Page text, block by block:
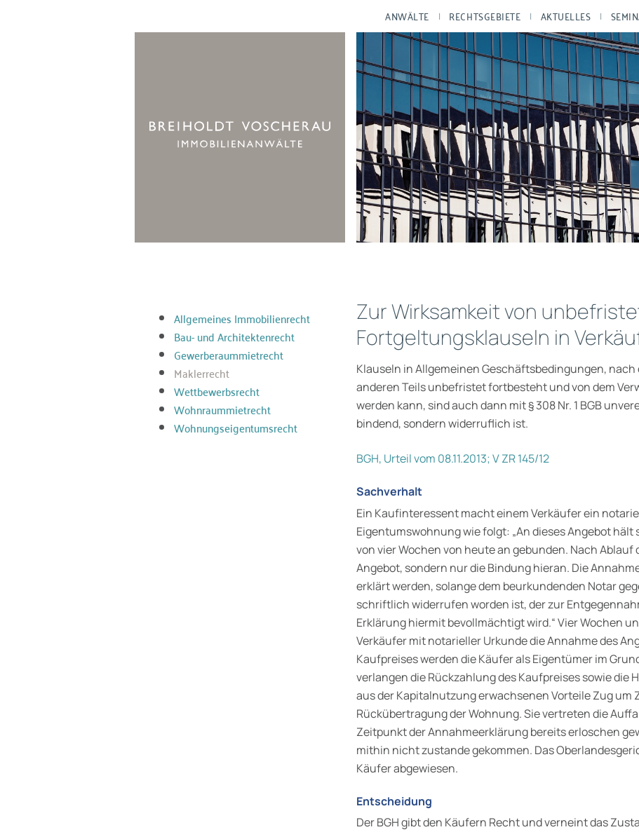
ANWÄLTE RECHTSGEBIETE AKTUELLES
Allgemeines Immobilienrecht
Bau- und Architektenrecht
Gewerberaummietrecht
Maklerrecht
Wettbewerbsrecht
Wohnraummietrecht
Wohnungseigentumsrecht
Zur Wirksamkeit von
Fortgeltungsklauseln in
Klauseln in Allgemeinen Geschäftsbedingungen, nach
anderen Teils unbefristet fortbesteht und von dem
werden kann, sind auch dann mit § 308 Nr. 1 BGB
bindend, sondern widerruflich ist.
BGH, Urteil vom 08.11.2013; V ZR 145/12
Sachverhalt
Ein Kaufinteressent macht einem Verkäufer ein
Eigentumswohnung wie folgt: „An dieses Angebot
von vierWochen von heute an gebunden. Nach
Angebot, sondern nur die Bindung hieran. Die
erklärt werden, solangedem beurkundenden Notar
schriftlich widerrufen worden ist, derzur
Erklärung hiermit bevollmächtigt wird.“Vier Wochen
Verkäufer mit notarieller Urkunde die Annahme des
Kaufpreises werden die Käufer als Eigentümer im
verlangen die Rückzahlung des Kaufpreises sowie die
aus der Kapitalnutzung erwachsenen Vorteile Zug um
Rückübertragung der Wohnung. Sie vertreten die
Zeitpunkt der Annahmeerklärung bereits erloschen
mithin nicht zustande gekommen. Das
Käufer abgewiesen.
Entscheidung
Der BGH gibt den Käufern Recht und verneint das